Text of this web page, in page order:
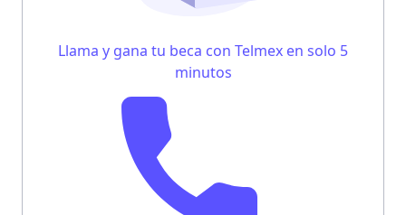
Llama y gana tu beca con Telmex en solo 5
minutos